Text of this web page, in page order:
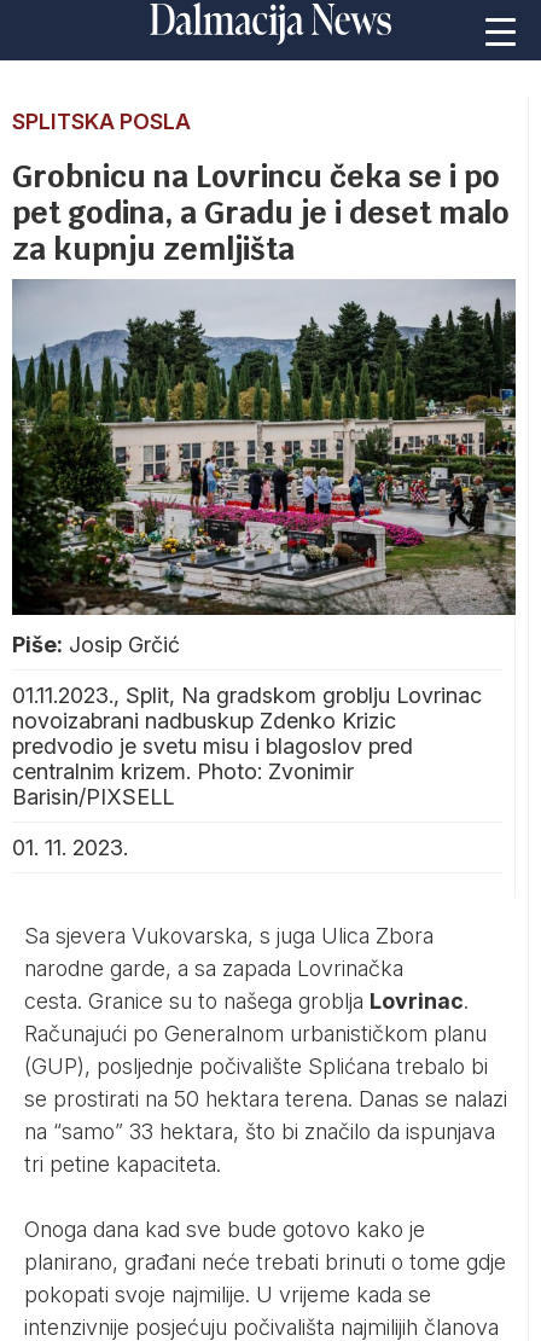
SPLITSKA POSLA
Grobnicu na Lovrincu čeka se i po
pet godina, a Gradu je i deset malo
za kupnju zemljišta
Piše: Josip Grčić
01.11.2023., Split, Na gradskom groblju Lovrinac
novoizabrani nadbuskup Zdenko Krizic
predvodio je svetu misu i blagoslov pred
centralnim krizem. Photo: Zvonimir
Barisin/PIXSELL
01. 11. 2023.
Sa sjevera Vukovarska, s juga Ulica Zbora
narodne garde, a sa zapada Lovrinačka
cesta. Granice su to našega groblja Lovrinac.
Računajući po Generalnom urbanističkom planu
(GUP), posljednje počivalište Splićana trebalo bi
se prostirati na 50 hektara terena. Danas se nalazi
na “samo” 33 hektara, što bi značilo da ispunjava
tri petine kapaciteta.
Onoga dana kad sve bude gotovo kako je
planirano, građani neće trebati brinuti o tome gdje
pokopati svoje najmilije. U vrijeme kada se
intenzivnije posjećuju počivališta najmilijih članova